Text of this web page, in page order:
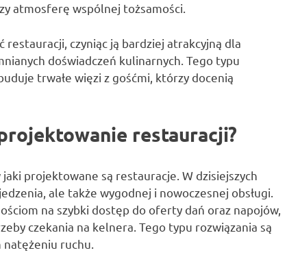
atmosferę wspólnej tożsamości.
czyniąc ją bardziej atrakcyjną dla
doświadczeń kulinarnych. Tego typu
trwałe więzi z gośćmi, którzy docenią
restauracji?
projektowane są restauracje. W dzisiejszych
ale także wygodnej i nowoczesnej obsługi.
na szybki dostęp do oferty dań oraz napojów,
czekania na kelnera. Tego typu rozwiązania są
ruchu.